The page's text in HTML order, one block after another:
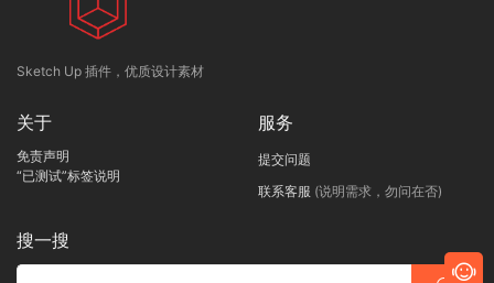
Sketch Up 插件，优质设计素材
关于
免责声明
“已测试”标签说明
服务
提交问题
联系客服 (说明需求，勿问在否)
搜一搜